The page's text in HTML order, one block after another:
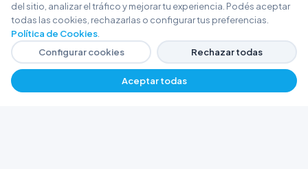
del sitio, analizar el tráfico y mejorar tu experiencia. Podés aceptar
todas las cookies, rechazarlas o configurar tus preferencias.
Política de Cookies
Configurar cookies
Rechazar todas
Aceptar todas